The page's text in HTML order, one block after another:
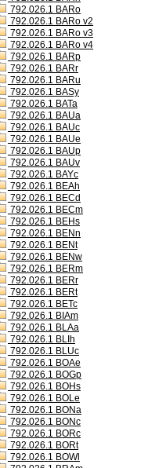
792.026.1 BARo
792.026.1 BARo v2
792.026.1 BARo v3
792.026.1 BARo v4
792.026.1 BARp
792.026.1 BARr
792.026.1 BARu
792.026.1 BASy
792.026.1 BATa
792.026.1 BAUa
792.026.1 BAUc
792.026.1 BAUe
792.026.1 BAUp
792.026.1 BAUv
792.026.1 BAYc
792.026.1 BEAh
792.026.1 BECd
792.026.1 BECm
792.026.1 BEHs
792.026.1 BENn
792.026.1 BENt
792.026.1 BENw
792.026.1 BERm
792.026.1 BERr
792.026.1 BERt
792.026.1 BETc
792.026.1 BIAm
792.026.1 BLAa
792.026.1 BLIh
792.026.1 BLUc
792.026.1 BOAe
792.026.1 BOGp
792.026.1 BOHs
792.026.1 BOLe
792.026.1 BONa
792.026.1 BONc
792.026.1 BORc
792.026.1 BORt
792.026.1 BOWl